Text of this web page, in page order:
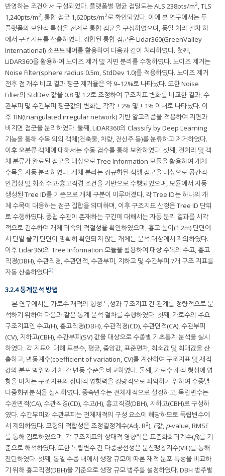
반영하는 조건에서 구성되었다. 플랫폼별 평균 점밀도는 ALS 238pts/m2 , TLS
1,240pts/m2 , 통합 점군 1,620pts/m2로 확인되었다. 이에 본 연구에서는 두
플랫폼의 보완적 특성을 전제로 통합 점군을 구성하였으며, 동일 처리 절차 하
에서 구조지표를 산출하였다. 정합된 통합 점군은 Lidar360(GreenValley
International) 소프트웨어를 활용하여 다음과 같이 처리하였다. 첫째,
LiDAR360을 활용하여 노이즈 제거 및 지면 분리를 수행하였다. 노이즈 제거는
Noise Filter(sphere radius 0.5m, StdDev 1.0)를 적용하였다. 노이즈 제거
전후 점 개수 비교 결과 평균 제거율은 약 9–12%로 나타났다. 또한 Noise
Filter의 StdDev 값을 0.8 및 1.2로 조정하여 구조지표 변화를 비교한 결과, 수
관부피 및 수간부피 평균값의 변화는 각각 ± 2% 및 ± 1% 이내로 나타났다. 이
후 TIN(triangulated irregular network) 기반 알고리즘을 적용하여 지면과
비지면 점군을 분리하였다. 둘째, LiDAR360의 Classify by Deep Learning
기능을 통해 수목 외의 객체(건축물, 차량, 전신주 등)를 분류하고 제거하였다.
이후 오분류 객체에 대해서는 수동 검수를 통해 보완하였다. 셋째, 전처리 및 객
체 분류가 완료된 점군을 대상으로 Tree Information 모듈을 활용하여 개체
수목을 자동 분리하였다. 개체 분리는 정규화된 식생 점군을 대상으로 공간적
인접성 및 최소 수고·흉고직경 조건을 기반으로 수행되었으며, 모듈에서 자동
생성된 Tree ID를 기준으로 개체 구분이 이루어졌다. 각 Tree ID는 하나의 개
체 수목에 대응하는 점군 집합을 의미하며, 이후 구조지표 산정은 Tree ID 단위
로 수행하였다. 중첩 수관이 존재하는 구간에 대해서는 자동 분리 결과를 시각
적으로 검수하여 개체 귀속의 적절성을 확인하였으며, 흉고 높이(1.2m) 단면에
서 단일 줄기 단면이 명확히 확인되지 않는 개체는 분석 대상에서 제외하였다.
이후 Lidar360의 Tree Information 모듈을 활용하여 대상 수목의 수고, 흉고
직경(DBH), 수관직경, 수관면적, 수관부피, 지하고 및 수간부피 7개 구조 지표를
자동 산출하였다2).
3.2.4 통계분석 방법
본 연구에서는 가로수 재적의 형성 특성과 구조지표 간 관계를 정량적으로 분
석하기 위하여 다음과 같은 통계 분석 절차를 수행하였다. 첫째, 가로수의 주요
구조지표인 수고(H), 흉고직경(DBH), 수관직경(CD), 수관면적(CA), 수관부피
(CV), 지하고(CBH), 수간부피(SV) 값을 대상으로 수종별 기초통계 분석을 실시
하였다. 각 지표에 대해 표본수, 평균, 중앙값, 표준편차, 최소값 및 최대값을 산
출하고, 변동계수(coefficient of variation, CV)를 계산하여 구조지표 및 재적
값의 분포 범위와 개체 간 변동 수준을 비교하였다. 둘째, 가로수 재적 형성에 영
향을 미치는 구조지표의 상대적 영향력을 정량적으로 파악하기 위하여 수종별
다중회귀분석을 실시하였다. 종속변수는 전체재적으로 설정하고, 독립변수는
수관면적(CA), 수관직경(CD), 수고(H), 흉고직경(DBH), 지하고(CBH)로 구성하
였다. 수간부피와 수관부피는 전체재적의 구성 요소에 해당하므로 독립변수에
서 제외하였다. 모형의 적합성은 조정결정계수(Adj. R2), F값, p-value, RMSE
를 통해 검토하였으며, 각 구조지표의 상대적 영향력은 표준화회귀계수(β)를 기
준으로 해석하였다. 또한 독립변수 간 다중공선성은 분산팽창지수(VIF)를 통해
진단하였다. 셋째, 동일 수종 내에서 생장 규모에 따른 재적 분포 특성을 비교하
기 위해 흉고직경(DBH)을 기준으로 생장 규모 범주를 설정하였다. DBH 범주별